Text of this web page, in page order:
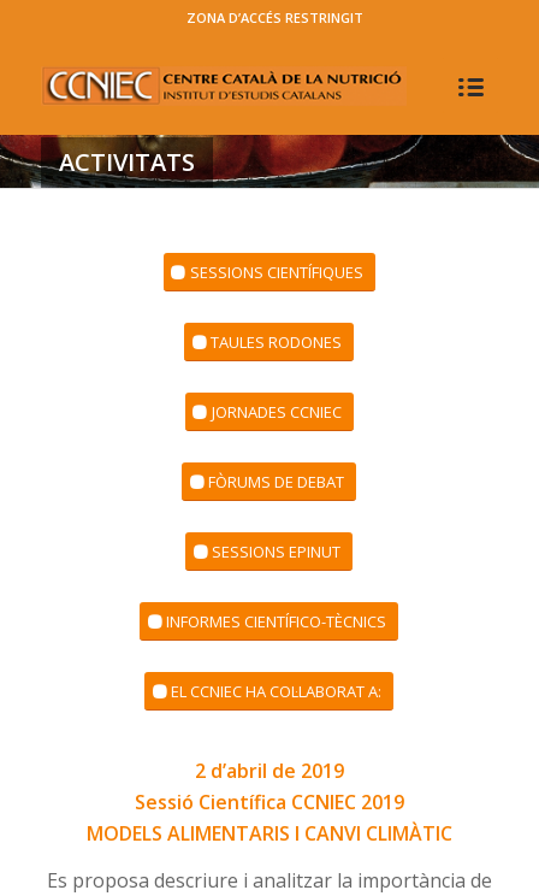
ZONA D’ACCÉS RESTRINGIT
ACTIVITATS
SESSIONS CIENTÍFIQUES
TAULES RODONES
JORNADES CCNIEC
FÒRUMS DE DEBAT
SESSIONS EPINUT
INFORMES CIENTÍFICO-TÈCNICS
EL CCNIEC HA COL·LABORAT A:
2 d’abril de 2019
Sessió Científica CCNIEC 2019
MODELS ALIMENTARIS I CANVI CLIMÀTIC
Es proposa descriure i analitzar la importància de